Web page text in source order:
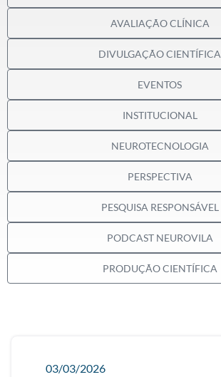
AVALIAÇÃO CLÍNICA
DIVULGAÇÃO CIENTÍFICA
EVENTOS
INSTITUCIONAL
NEUROTECNOLOGIA
PERSPECTIVA
PESQUISA RESPONSÁVEL
PODCAST NEUROVILA
PRODUÇÃO CIENTÍFICA
03/03/2026